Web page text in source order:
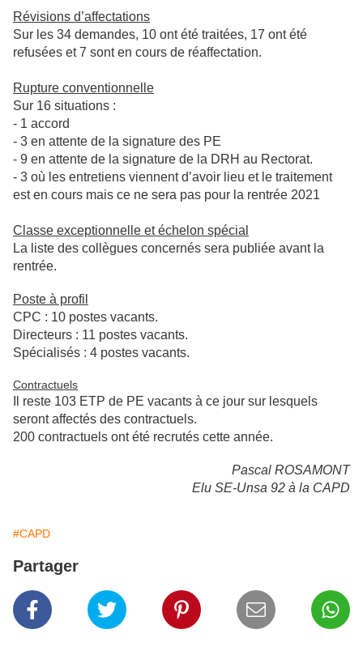
Révisions d’affectations
Sur les 34 demandes, 10 ont été traitées, 17 ont été
refusées et 7 sont en cours de réaffectation.
Rupture conventionnelle
Sur 16 situations :
- 1 accord
- 3 en attente de la signature des PE
- 9 en attente de la signature de la DRH au Rectorat.
- 3 où les entretiens viennent d’avoir lieu et le traitement
est en cours mais ce ne sera pas pour la rentrée 2021
Classe exceptionnelle et échelon spécial
La liste des collègues concernés sera publiée avant la
rentrée.
Poste à profil
CPC : 10 postes vacants.
Directeurs : 11 postes vacants.
Spécialisés : 4 postes vacants.
Contractuels
Il reste 103 ETP de PE vacants à ce jour sur lesquels
seront affectés des contractuels.
200 contractuels ont été recrutés cette année.
Pascal ROSAMONT
Elu SE-Unsa 92 à la CAPD
#CAPD
Partager